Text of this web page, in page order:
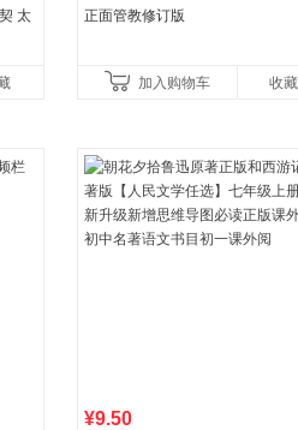
太
正面管教修订版
加入购物车 收藏
¥9.50